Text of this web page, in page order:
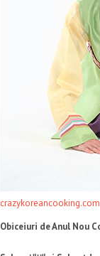
crazykoreancooking.com
Obiceiuri de Anul Nou